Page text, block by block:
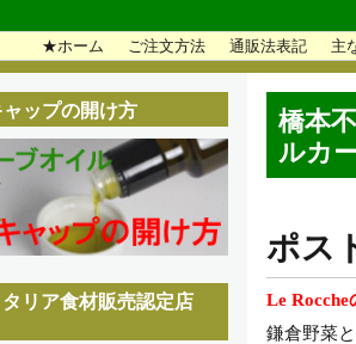
★ホーム ご注文方法 通販法表記 主
橋本
ルカ
ポス
Le Rocche
鎌倉野菜
ップの開け方
リア食材販売認定店